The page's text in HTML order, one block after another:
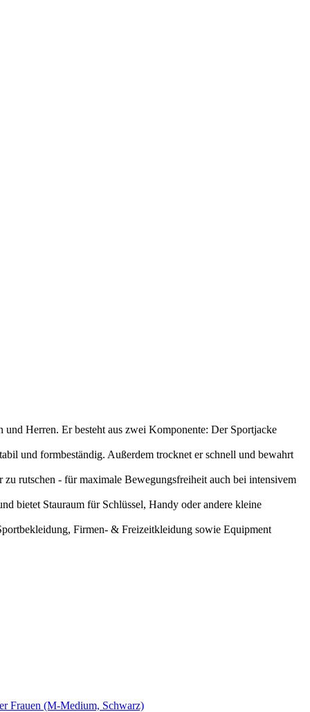
Herren. Er besteht aus zwei Komponente: Der Sportjacke
und formbeständig. Außerdem trocknet er schnell und bewahrt
rutschen - für maximale Bewegungsfreiheit auch bei intensivem
bietet Stauraum für Schlüssel, Handy oder andere kleine
Firmen- & Freizeitkleidung sowie Equipment
Frauen (M-Medium, Schwarz)